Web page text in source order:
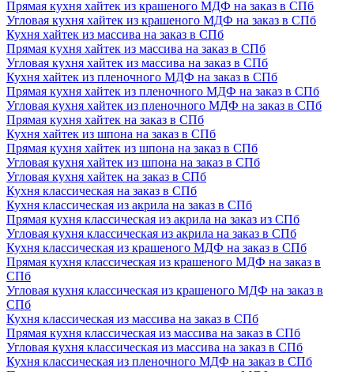
Прямая кухня хайтек из крашеного МДФ на заказ в СПб
Угловая кухня хайтек из крашеного МДФ на заказ в СПб
Кухня хайтек из массива на заказ в СПб
Прямая кухня хайтек из массива на заказ в СПб
Угловая кухня хайтек из массива на заказ в СПб
Кухня хайтек из пленочного МДФ на заказ в СПб
Прямая кухня хайтек из пленочного МДФ на заказ в СПб
Угловая кухня хайтек из пленочного МДФ на заказ в СПб
Прямая кухня хайтек на заказ в СПб
Кухня хайтек из шпона на заказ в СПб
Прямая кухня хайтек из шпона на заказ в СПб
Угловая кухня хайтек из шпона на заказ в СПб
Угловая кухня хайтек на заказ в СПб
Кухня классическая на заказ в СПб
Кухня классическая из акрила на заказ в СПб
Прямая кухня классическая из акрила на заказ из СПб
Угловая кухня классическая из акрила на заказ в СПб
Кухня классическая из крашеного МДФ на заказ в СПб
Прямая кухня классическая из крашеного МДФ на заказ в
СПб
Угловая кухня классическая из крашеного МДФ на заказ в
СПб
Кухня классическая из массива на заказ в СПб
Прямая кухня классическая из массива на заказ в СПб
Угловая кухня классическая из массива на заказ в СПб
Кухня классическая из пленочного МДФ на заказ в СПб